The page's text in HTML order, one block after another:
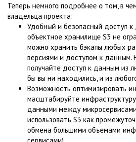
Теперь немного подробнее о том, в
владельца проекта:
Удобный и безопасный доступ
объектное хранилище S3 не
можно хранить бэкапы любых
версиями и доступом к данным.
получайте доступ к данным из
бы вы ни находились, и из
Возможность оптимизировать
масштабируйте
данными между
использовать S3 как
обмена большими объемами